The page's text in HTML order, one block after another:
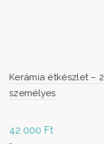
Kerámia étkészlet – 2
személyes
42 000 Ft